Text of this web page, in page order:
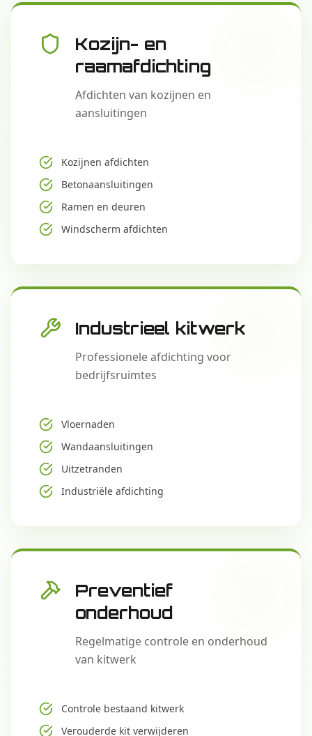
Kozijn- en
raamafdichting
Afdichten van kozijnen en
aansluitingen
Kozijnen afdichten
Betonaansluitingen
Ramen en deuren
Windscherm afdichten
Industrieel kitwerk
Professionele afdichting voor
bedrijfsruimtes
Vloernaden
Wandaansluitingen
Uitzetranden
Industriële afdichting
Preventief
onderhoud
Regelmatige controle en onderhoud
van kitwerk
Controle bestaand kitwerk
Verouderde kit verwijderen